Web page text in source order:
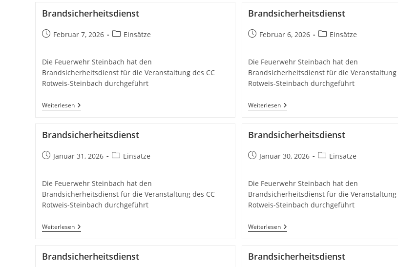
Klein
Brandsicherheitsdienst
BeitragFebruar 7, 2026
Beitrags-
Einsätze
Die Feuerwehr Steinbach hat den
Brandsicherheitsdienst für die Veranstaltung des CC
Rotweis-Steinbach durchgeführt
WeiterlesenBrandsicherheitsdienst
Brandsicherheitsdienst
BeitragFebruar 6, 2026
Beitrags-
Einsätze
Die Feuerwehr Steinbach hat den
Brandsicherheitsdienst für die Veranstaltung
Rotweis-Steinbach durchgeführt
WeiterlesenBrandsicherheitsdienst
Brandsicherheitsdienst
BeitragJanuar 31, 2026
Beitrags-
Einsätze
Die Feuerwehr Steinbach hat den
Brandsicherheitsdienst für die Veranstaltung des CC
Rotweis-Steinbach durchgeführt
WeiterlesenBrandsicherheitsdienst
Brandsicherheitsdienst
BeitragJanuar 30, 2026
Beitrags-
Einsätze
Die Feuerwehr Steinbach hat den
Brandsicherheitsdienst für die Veranstaltung
Rotweis-Steinbach durchgeführt
WeiterlesenBrandsicherheitsdienst
Brandsicherheitsdienst Brandsicherheitsdienst